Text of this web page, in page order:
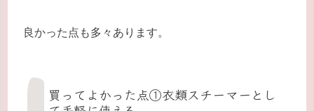
良かった点も多々あります。
買ってよかった点①衣類スチーマーとし